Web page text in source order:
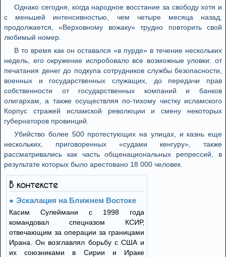
Однако сегодня, когда народное восстание за свободу хотя и
с меньшей интенсивностью, чем четыре месяца назад,
продолжается, «Верховному вожаку» трудно повторить свой
любимый номер.
В то время как он оставался «в пурде» в течение нескольких
недель, его окружение испробовало все возможные уловки: от
печатания денег до подкупа сотрудников службы безопасности,
военных и государственных служащих, до передачи прав
собственности от государственных компаний и банков
олигархам, а также осуществляя по-тихому чистку исламского
Корпус стражей исламской революции и смену некоторых
губернаторов провинций.
Убийство более 500 протестующих на улицах, и казнь еще
нескольких, приговоренных «судами кенгуру», также
рассматривались как часть общенациональных репрессий, в
результате которых было арестовано 18 000 человек.
В контексте
Эскалация на Ближнем Востоке
Касим Сулеймани с 1998 года
командовал спецназом КСИР,
отвечающим за операции за границами
Ирана. Он возглавлял борьбу с США и
их союзниками в Сирии и Ираке